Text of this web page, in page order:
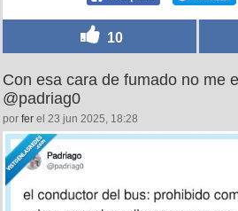
10
Con esa cara de fumado no me
@padriag0
por fer el 23 jun 2025, 18:28